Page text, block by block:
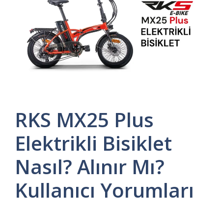
RKS MX25 Plus
Elektrikli Bisiklet
Nasıl? Alınır Mı?
Kullanıcı Yorumları